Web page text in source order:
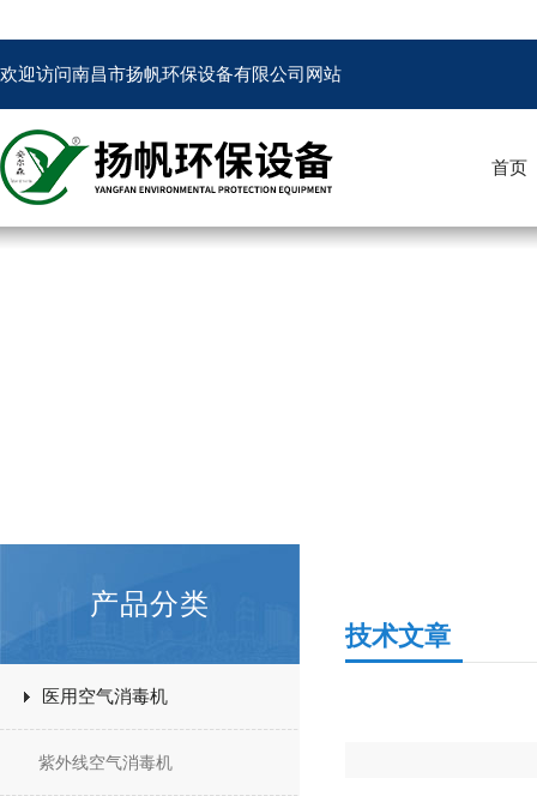
欢迎访问南昌市扬帆环保设备有限公司网站
首页
产品分类
医用空气消毒机
紫外线空气消毒机
技术文章